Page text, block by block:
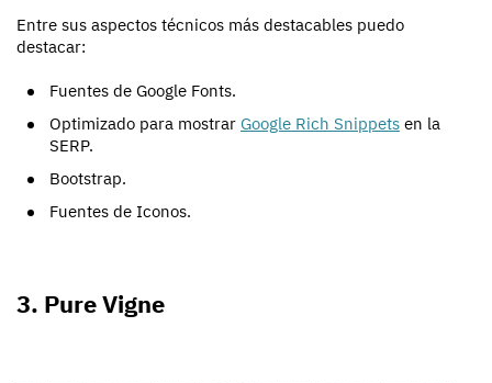
Entre sus aspectos técnicos más destacables puedo
destacar:
Fuentes de Google Fonts.
Optimizado para mostrar Google Rich Snippets en la
SERP.
Bootstrap.
Fuentes de Iconos.
3. Pure Vigne